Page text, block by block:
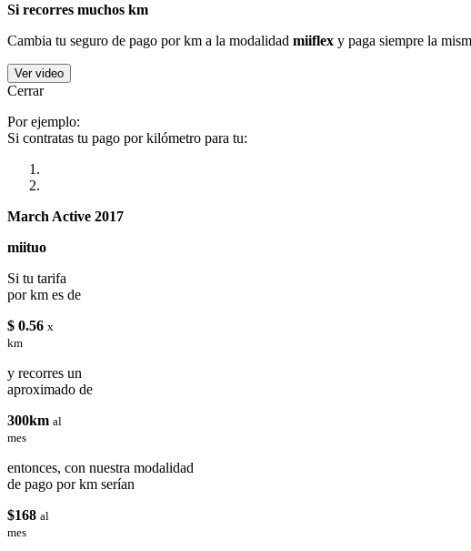
Si recorres muchos km
Cambia tu seguro de pago por km a la modalidad miiflex y paga siempre la
Ver video
Cerrar
Por ejemplo:
Si contratas tu pago por kilómetro para tu:
March Active 2017
miituo
Si tu tarifa
por km es de
$ 0.56 x
km
y recorres un
aproximado de
300km al
mes
entonces, con nuestra modalidad
de pago por km serían
$168 al
mes